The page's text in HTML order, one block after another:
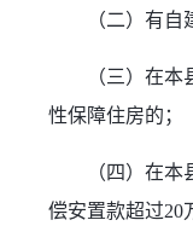
（二）有自
（三）在
性保障住房的；
（四）在
偿安置款超过20